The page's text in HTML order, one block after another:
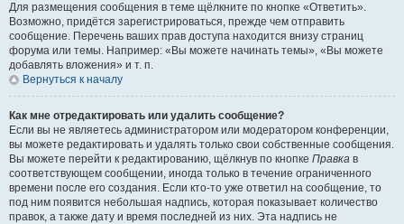
Для размещения сообщения в теме щёлкните по кнопке «Ответить».
Возможно, придётся зарегистрироваться, прежде чем отправить
сообщение. Перечень ваших прав доступа находится внизу страниц
форума или темы. Например: «Вы можете начинать темы», «Вы можете
добавлять вложения» и т. п.
Вернуться к началу
Как мне отредактировать или удалить сообщение?
Если вы не являетесь администратором или модератором конференции,
вы можете редактировать и удалять только свои собственные сообщения.
Вы можете перейти к редактированию, щёлкнув по кнопке Правка в
соответствующем сообщении, иногда только в течение ограниченного
времени после его создания. Если кто-то уже ответил на сообщение, то
под ним появится небольшая надпись, которая показывает количество
правок, а также дату и время последней из них. Эта надпись не